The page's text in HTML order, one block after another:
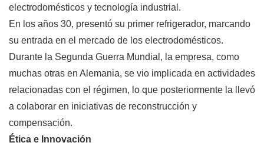
electrodomésticos y tecnología industrial.
En los años 30, presentó su primer refrigerador, marcando
su entrada en el mercado de los electrodomésticos.
Durante la Segunda Guerra Mundial, la empresa, como
muchas otras en Alemania, se vio implicada en actividades
relacionadas con el régimen, lo que posteriormente la llevó
a colaborar en iniciativas de reconstrucción y
compensación.
Ética e Innovación